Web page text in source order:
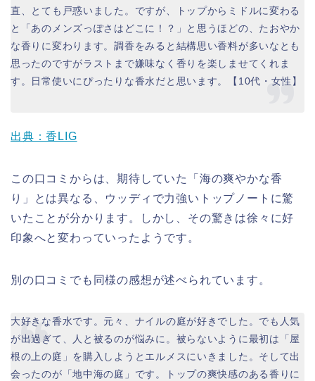
直、とても戸惑いました。ですが、トップからミドルに変わる
と「あのメンズっぽさはどこに！？」と思うほどの、たおやか
な香りに変わります。調香をみると結構思い香料が多いなとも
思ったのですがラストまで嫌味なく香りを楽しませてくれま
す。日常使いにぴったりな香水だと思います。【10代・女性】
出典：香LIG
この口コミからは、期待していた「海の爽やかな香
り」とは異なる、ウッディで力強いトップノートに驚
いたことが分かります。しかし、その驚きは徐々に好
印象へと変わっていったようです。
別の口コミでも同様の感想が述べられています。
大好きな香水です。元々、ナイルの庭が好きでした。でも人気
が出過ぎて、人と被るのが悩みに。被らないように最初は「屋
根の上の庭」を購入しようとエルメスにいきました。そして出
会ったのが「地中海の庭」です。トップの爽快感のある香りに